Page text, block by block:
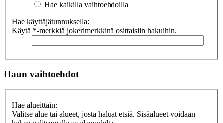
Hae kaikilla vaihtoehdoilla
Hae käyttäjätunnuksella:
Käytä *-merkkiä jokerimerkkinä osittaisiin hakuihin.
Haun vaihtoehdot
Hae alueittain:
Valitse alue tai alueet, josta haluat etsiä. Sisäalueet voidaan